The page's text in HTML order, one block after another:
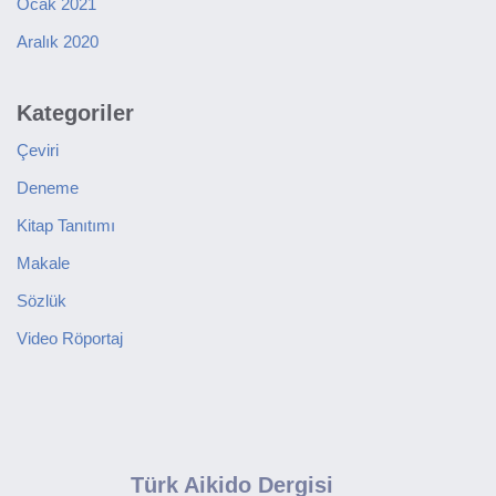
Ocak 2021
Aralık 2020
Kategoriler
Çeviri
Deneme
Kitap Tanıtımı
Makale
Sözlük
Video Röportaj
Türk Aikido Dergisi